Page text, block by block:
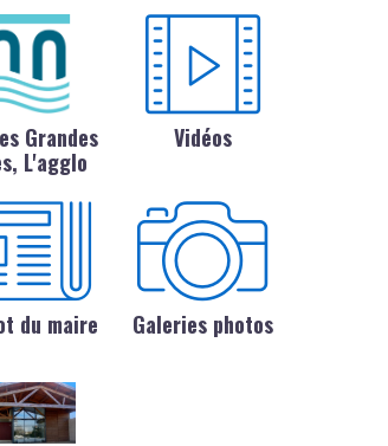
Grandes
L'agglo
Vidéos
du maire Galeries photos